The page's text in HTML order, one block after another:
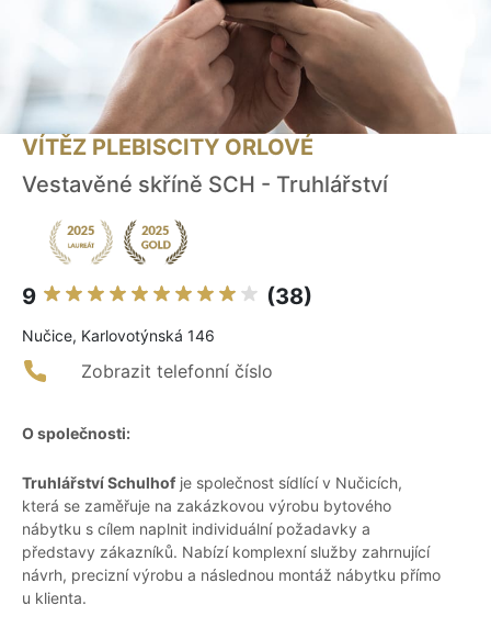
VÍTĚZ PLEBISCITY ORLOVÉ
Vestavěné skříně SCH - Truhlářství
9 (38)
Nučice, Karlovotýnská 146
Zobrazit telefonní číslo
O společnosti:
Truhlářství Schulhof je společnost sídlící v Nučicích,
která se zaměřuje na zakázkovou výrobu bytového
nábytku s cílem naplnit individuální požadavky a
představy zákazníků. Nabízí komplexní služby zahrnující
návrh, precizní výrobu a následnou montáž nábytku přímo
u klienta.